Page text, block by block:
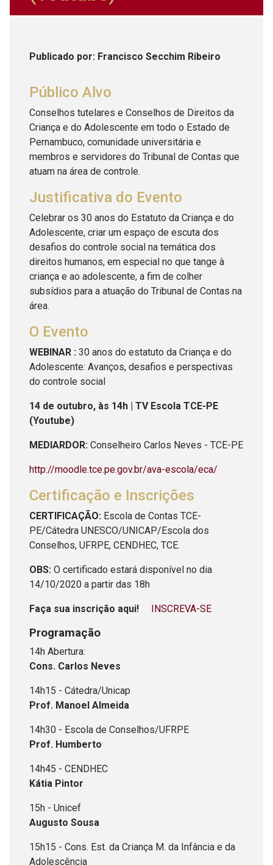
Publicado por: Francisco Secchim Ribeiro
Público Alvo
Conselhos tutelares e Conselhos de Direitos da
Criança e do Adolescente em todo o Estado de
Pernambuco, comunidade universitária e
membros e servidores do Tribunal de Contas que
atuam na área de controle.
Justificativa do Evento
Celebrar os 30 anos do Estatuto da Criança e do
Adolescente, criar um espaço de escuta dos
desafios do controle social na temática dos
direitos humanos, em especial no que tange à
criança e ao adolescente, a fim de colher
subsídios para a atuação do Tribunal de Contas na
área.
O Evento
WEBINAR : 30 anos do estatuto da Criança e do
Adolescente: Avanços, desafios e perspectivas
do controle social
14 de outubro, às 14h | TV Escola TCE-PE
(Youtube)
MEDIARDOR: Conselheiro Carlos Neves - TCE-PE
http://moodle.tce.pe.gov.br/ava-escola/eca/
Certificação e Inscrições
CERTIFICAÇÃO: Escola de Contas TCE-
PE/Cátedra UNESCO/UNICAP/Escola dos
Conselhos, UFRPE, CENDHEC, TCE.
OBS: O certificado estará disponível no dia
14/10/2020 a partir das 18h
Faça sua inscrição aqui! INSCREVA-SE
Programação
14h Abertura:
Cons. Carlos Neves
14h15 - Cátedra/Unicap
Prof. Manoel Almeida
14h30 - Escola de Conselhos/UFRPE
Prof. Humberto
14h45 - CENDHEC
Kátia Pintor
15h - Unicef
Augusto Sousa
15h15 - Cons. Est. da Criança M. da Infância e da
Adolescência